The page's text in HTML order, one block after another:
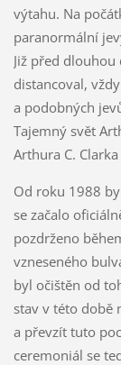
výtahu. Na
paranormální
Již před
distancoval,
a podobných
Tajemný svět
Arthura C.
Od roku 1988
se začalo
pozdrženo
vzneseného
byl očištěn od
stav v této době
a převzít tuto
ceremoniál se